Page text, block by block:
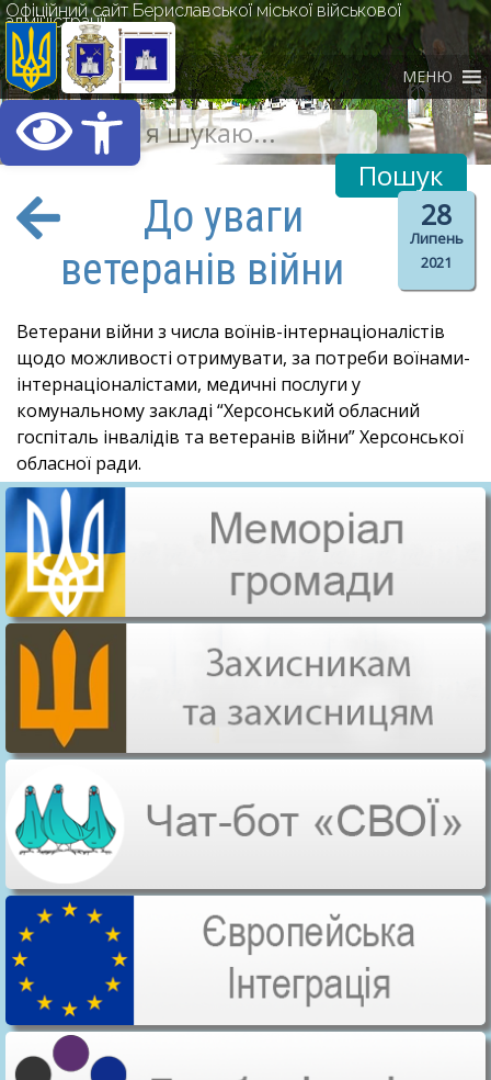
Відкрити Панель
Офіційний сайт Бериславської міської військової
адміністрації
МЕНЮ
28
Липень
2021
До уваги
ветеранів війни
Ветерани війни з числа воїнів-інтернаціоналістів
щодо можливості отримувати, за потреби воїнами-
інтернаціоналістами, медичні послуги у
комунальному закладі “Херсонський обласний
госпіталь інвалідів та ветеранів війни” Херсонської
обласної ради.